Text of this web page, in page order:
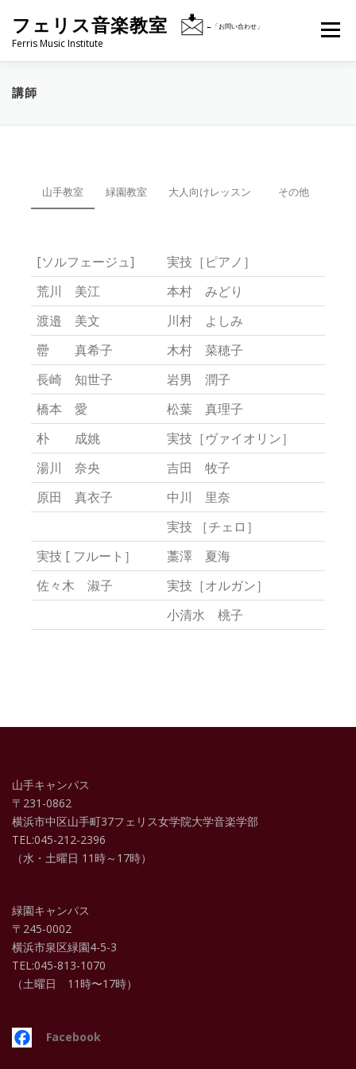
フェリス音楽教室 ←「お問い合わせ」
Ferris Music Institute
メニ
フェリス音楽教室とは
生徒の方へ
講師
山手教室 緑園教室 大人向けレッスン その他
[ソルフェージュ]
実技［ピアノ］
荒川 美江
本村 みどり
渡邉 美文
川村 よしみ
罍 真希子
木村 菜穂子
長崎 知世子
岩男 潤子
橋本 愛
松葉 真理子
朴 成姚
実技［ヴァイオリン］
湯川 奈央
吉田 牧子
原田 真衣子
中川 里奈
実技 ［チェロ］
実技 [ フルート］
藁澤 夏海
佐々木 淑子
実技［オルガン］
小清水 桃子
山手キャンパス
〒231-0862
横浜市中区山手町37フェリス女学院大学音楽学部
TEL:045-212-2396
（水・土曜日 11時～17時）
緑園キャンパス
〒245-0002
横浜市泉区緑園4-5-3
TEL:045-813-1070
（土曜日 11時〜17時）
Facebook